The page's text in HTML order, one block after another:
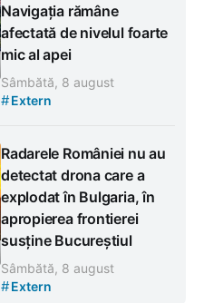
Navigația rămâne
afectată de nivelul foarte
mic al apei
Sâmbătă, 8 august
#Extern
Radarele României nu au
detectat drona care a
explodat în Bulgaria, în
apropierea frontierei
susține Bucureștiul
Sâmbătă, 8 august
#Extern